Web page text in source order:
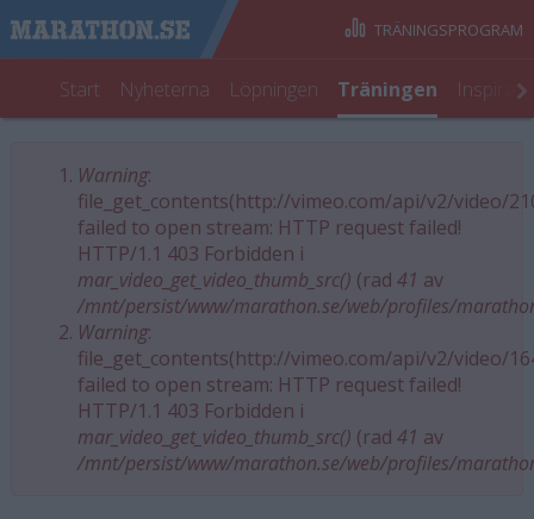
Start Nyheterna Löpningen Träningen
TRÄNINGSPROGRAM
Felmeddelande
Warning:
file_get_contents(http://vimeo.com/api/v2/video/
failed to open stream: HTTP request failed!
HTTP/1.1 403 Forbidden i
mar_video_get_video_thumb_src() (rad 41 av
/mnt/persist/www/marathon.se/web/profiles/
Warning:
file_get_contents(http://vimeo.com/api/v2/video/
failed to open stream: HTTP request failed!
HTTP/1.1 403 Forbidden i
mar_video_get_video_thumb_src() (rad 41 av
/mnt/persist/www/marathon.se/web/profiles/